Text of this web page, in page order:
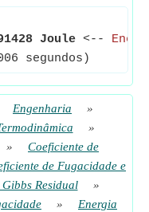
Joule <--
segundos)
Engenharia
»
»
»
Coeficiente de
de Fugacidade e
Residual
»
»
Energia